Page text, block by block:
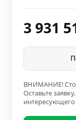
3 931
ВНИМАНИЕ!
Оставьте
интересующего